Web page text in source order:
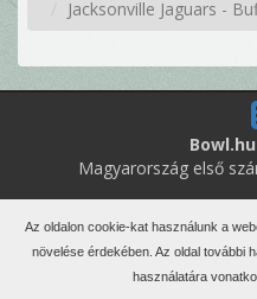
Jacksonville Jaguars -
Bowl.hu
Magyarország első
13
Minden jog fenntartva. Írott
Az oldalon cookie-kat használunk a
növelése érdekében. Az oldal további
használatára